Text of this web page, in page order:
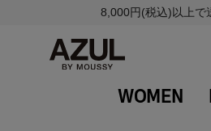
8,000円(税込)以上で
WOMEN